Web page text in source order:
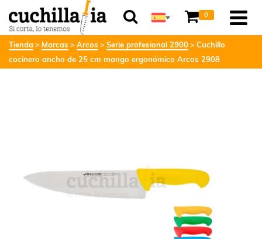
0
Tienda Marcas Arcos Serie profesional 2900
Cuchillo
cocinero ancho de 25 cm mango ergonómico Arcos 2908